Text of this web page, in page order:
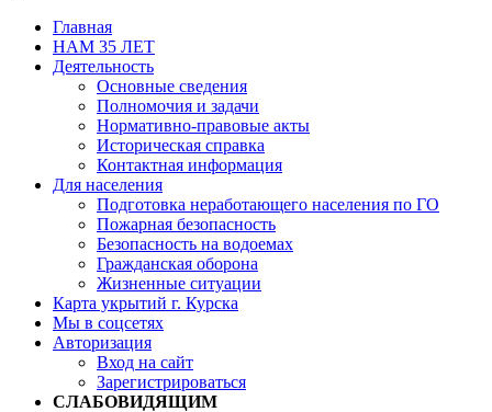
УГОЧС г. Курска
Главная
НАМ 35 ЛЕТ
Деятельность
Основные сведения
Полномочия и задачи
Нормативно-правовые акты
Историческая справка
Контактная информация
Для населения
Подготовка неработающего населения по ГО
Пожарная безопасность
Безопасность на водоемах
Гражданская оборона
Жизненные ситуации
Карта укрытий г. Курска
Мы в соцсетях
Авторизация
Вход на сайт
Зарегистрироваться
СЛАБОВИДЯЩИМ